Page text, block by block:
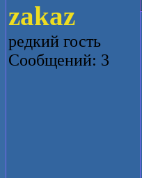
zakaz
редкий гость
Сообщений: 3